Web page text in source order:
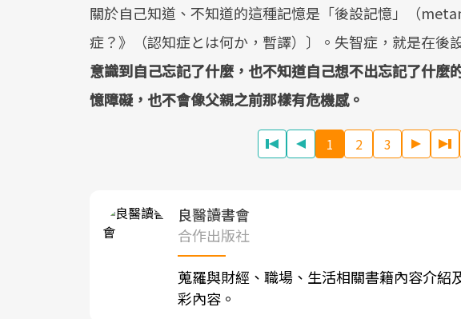
關於自己知道、不知道的這種記憶是「後設記憶」（
症？》（認知症とは何か，暫譯）〕。失智症，就是在後
意識到自己忘記了什麼，也不知道自己想不出忘記了什麼
憶障礙，也不會像父親之前那樣有危機感。
1 2 3
良醫讀書會
合作出版社
蒐羅與財經、職場、生活相關書籍內容介紹
彩內容。